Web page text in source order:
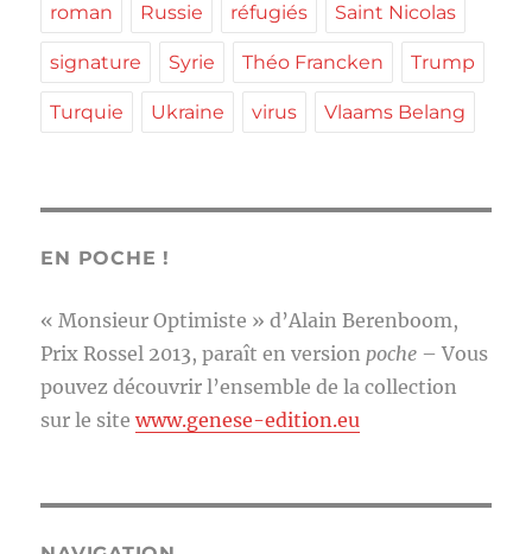
roman Russie réfugiés Saint Nicolas
signature Syrie Théo Francken Trump
Turquie Ukraine virus Vlaams Belang
EN POCHE !
« Monsieur Optimiste » d’Alain Berenboom,
Prix Rossel 2013, paraît en version poche – Vous
pouvez découvrir l’ensemble de la collection
sur le sitewww.genese-edition.eu